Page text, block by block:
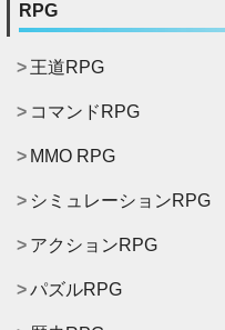
RPG
王道RPG
コマンドRPG
MMO RPG
シミュレーションRPG
アクションRPG
パズルRPG